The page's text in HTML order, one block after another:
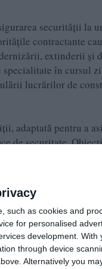
such as cookies and
for personalised
development. With
through device
Alternatively you
securității la
contractante
extinderii și
în cursul
lucrărilor de
adaptată pentru a
de securitate.
a perimetrului
sau
Lei fără TVA.
continue.